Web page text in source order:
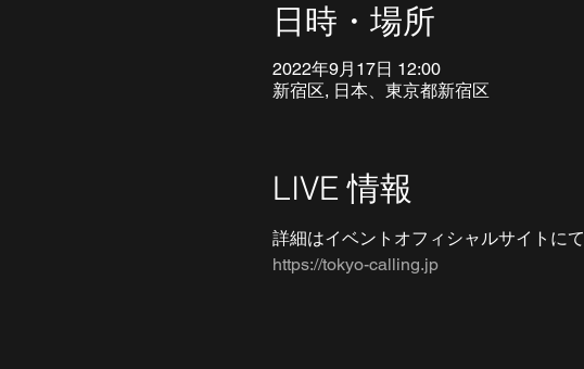
日時・場所
2022年9月17日 12:00
新宿区, 日本、東京都新宿区
LIVE 情報
詳細はイベントオフィシャルサイトにて
https://tokyo-calling.jp